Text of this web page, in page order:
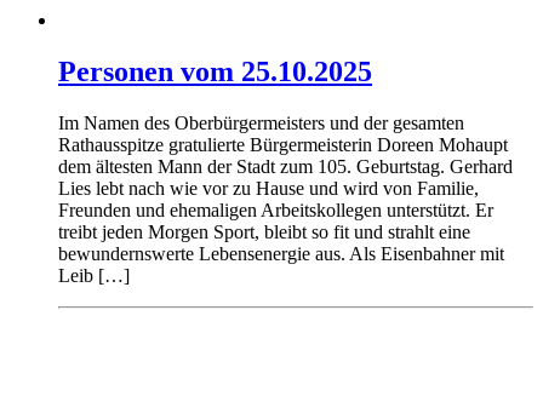
Personen vom 25.10.2025
Im Namen des Oberbürgermeisters und der gesamten
Rathausspitze gratulierte Bürgermeisterin Doreen Mohaupt
dem ältesten Mann der Stadt zum 105. Geburtstag. Gerhard
Lies lebt nach wie vor zu Hause und wird von Familie,
Freunden und ehemaligen Arbeitskollegen unterstützt. Er
treibt jeden Morgen Sport, bleibt so fit und strahlt eine
bewundernswerte Lebensenergie aus. Als Eisenbahner mit
Leib […]